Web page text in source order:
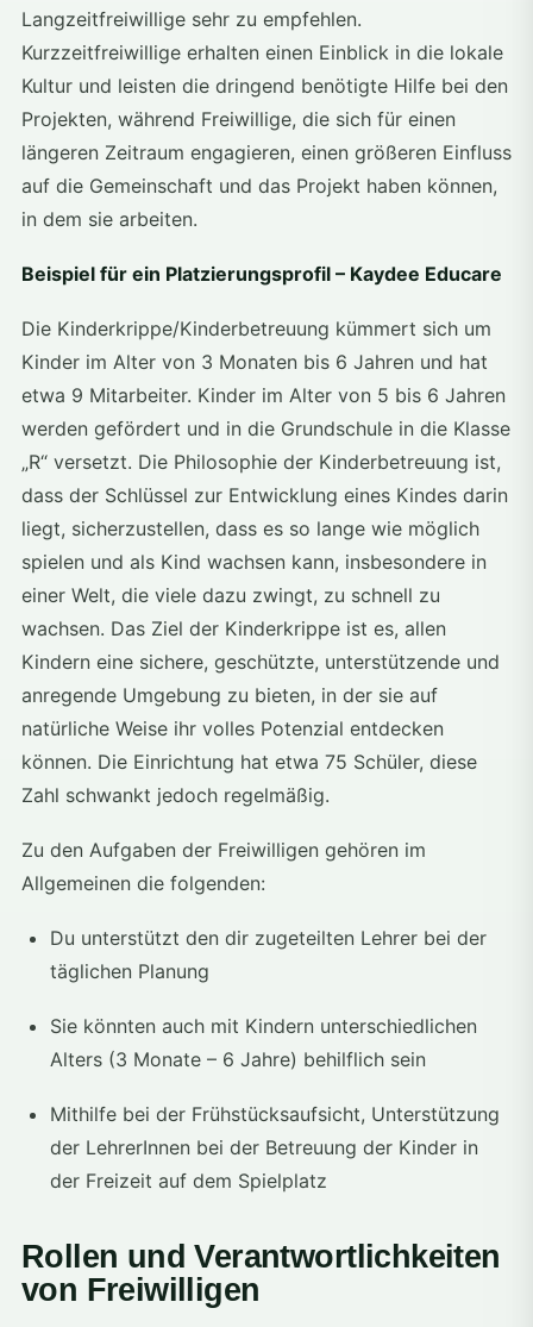
Langzeitfreiwillige sehr zu empfehlen.
Kurzzeitfreiwillige erhalten einen Einblick in die lokale
Kultur und leisten die dringend benötigte Hilfe bei den
Projekten, während Freiwillige, die sich für einen
längeren Zeitraum engagieren, einen größeren Einfluss
auf die Gemeinschaft und das Projekt haben können,
in dem sie arbeiten.
Beispiel für ein Platzierungsprofil – Kaydee Educare
Die Kinderkrippe/Kinderbetreuung kümmert sich um
Kinder im Alter von 3 Monaten bis 6 Jahren und hat
etwa 9 Mitarbeiter. Kinder im Alter von 5 bis 6 Jahren
werden gefördert und in die Grundschule in die Klasse
„R“ versetzt. Die Philosophie der Kinderbetreuung ist,
dass der Schlüssel zur Entwicklung eines Kindes darin
liegt, sicherzustellen, dass es so lange wie möglich
spielen und als Kind wachsen kann, insbesondere in
einer Welt, die viele dazu zwingt, zu schnell zu
wachsen. Das Ziel der Kinderkrippe ist es, allen
Kindern eine sichere, geschützte, unterstützende und
anregende Umgebung zu bieten, in der sie auf
natürliche Weise ihr volles Potenzial entdecken
können. Die Einrichtung hat etwa 75 Schüler, diese
Zahl schwankt jedoch regelmäßig.
Zu den Aufgaben der Freiwilligen gehören im
Allgemeinen die folgenden:
Du unterstützt den dir zugeteilten Lehrer bei der
täglichen Planung
Sie könnten auch mit Kindern unterschiedlichen
Alters (3 Monate – 6 Jahre) behilflich sein
Mithilfe bei der Frühstücksaufsicht, Unterstützung
der LehrerInnen bei der Betreuung der Kinder in
der Freizeit auf dem Spielplatz
Rollen und Verantwortlichkeiten
von Freiwilligen